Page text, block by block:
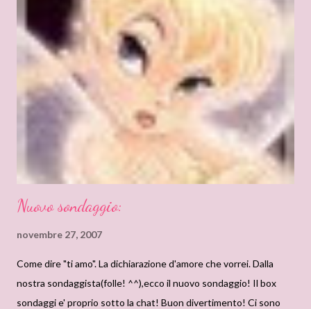
discretamente da tappezzeria… piccoli fiori un poco appassiti…
attaccati mestamente alle pareti… che un giorno decisero di
prendere in mano la loro vita per trasformarla in qualcosa di
meraviglioso,intenso e vibrante… …questa è la storia delle
wallflowers! Secret of a summer night: Annabelle Peyton una
vera, perfetta England Rose, bionda con occhi azzurri, è tanto
povera quanto bella. La sua dispe...
Nuovo sondaggio:
novembre 27, 2007
Come dire "ti amo". La dichiarazione d'amore che vorrei. Dalla
nostra sondaggista(folle! ^^),ecco il nuovo sondaggio! Il box
sondaggi e' proprio sotto la chat! Buon divertimento! Ci sono